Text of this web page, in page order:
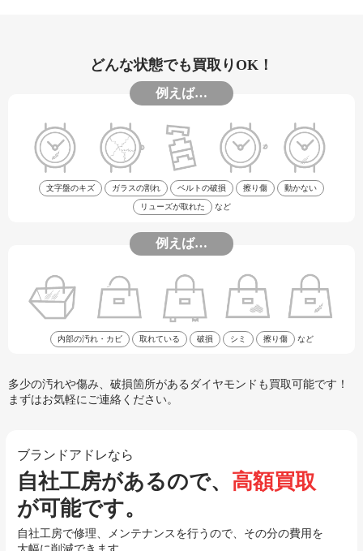
どんな状態でも買取りOK！
例えば…
文字盤のキズ ガラスの割れ ベルトの破損 擦り傷 動かない
リューズが取れた など
例えば…
内部の汚れ・カビ 取れている 破損 シミ 擦り傷 など
多少の汚れや傷み、破損箇所があるダイヤモンドも買取可能です！
まずはお気軽にご連絡ください。
ブランドアドレなら
自社工房があるので、 高額買取
が可能です。
自社工房で修理、メンテナンスを行うので、その分の費用を